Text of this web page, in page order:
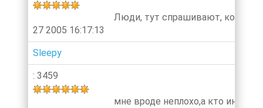
27 2005 16:17:13
Люди, тут спрашивают, кому
Sleepy
: 3459
мне вроде неплохо,а кто